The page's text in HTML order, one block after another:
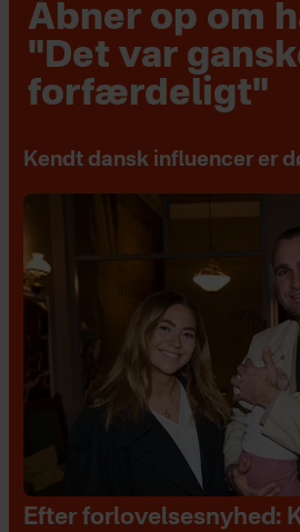
Åbner op om
"Det var
forfærdeligt"
Kendt dansk influencer er
Efter forlovelsesnyhed: